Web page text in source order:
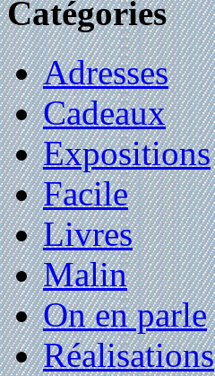
Catégories
Adresses
Cadeaux
Expositions
Facile
Livres
Malin
On en parle
Réalisations